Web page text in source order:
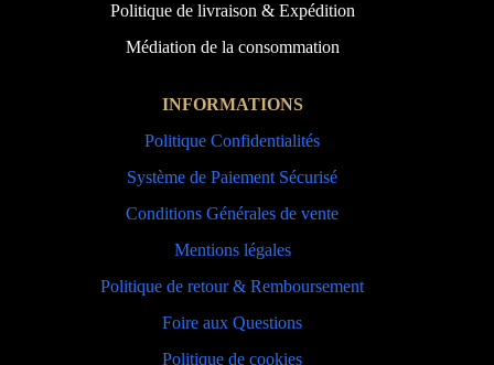
Politique de livraison & Expédition
Médiation de la consommation
INFORMATIONS
Politique Confidentialités
Système de Paiement Sécurisé
Conditions Générales de vente
Mentions légales
Politique de retour & Remboursement
Foire aux Questions
Politique de cookies